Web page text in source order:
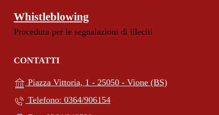
Whistleblowing
Procedura per le segnalazioni di illeciti
CONTATTI
Piazza Vittoria, 1 - 25050 - Vione (BS)
Telefono: 0364/906154